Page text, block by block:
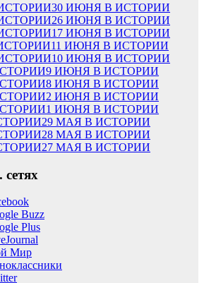
30 ИЮНЯ В ИСТОРИИ
26 ИЮНЯ В ИСТОРИИ
17 ИЮНЯ В ИСТОРИИ
11 ИЮНЯ В ИСТОРИИ
10 ИЮНЯ В ИСТОРИИ
9 ИЮНЯ В ИСТОРИИ
8 ИЮНЯ В ИСТОРИИ
2 ИЮНЯ В ИСТОРИИ
1 ИЮНЯ В ИСТОРИИ
29 МАЯ В ИСТОРИИ
28 МАЯ В ИСТОРИИ
27 МАЯ В ИСТОРИИ
сетях